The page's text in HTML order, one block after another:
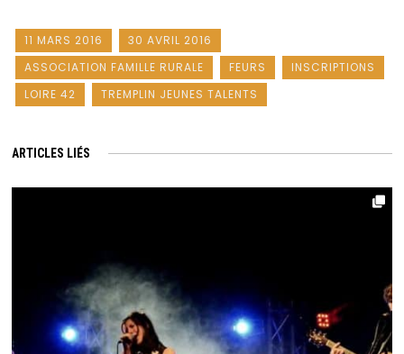
11 MARS 2016
30 AVRIL 2016
ASSOCIATION FAMILLE RURALE
FEURS
INSCRIPTIONS
LOIRE 42
TREMPLIN JEUNES TALENTS
ARTICLES LIÉS